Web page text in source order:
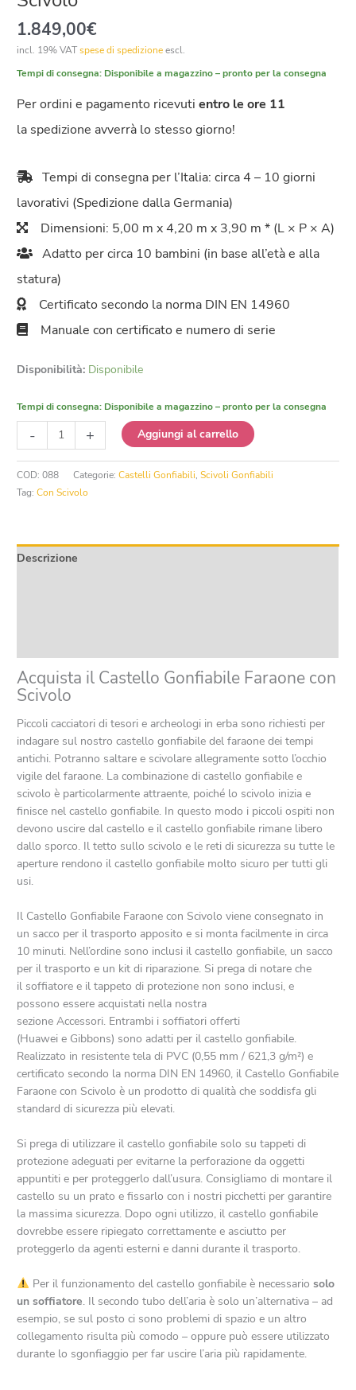
1.849,00€
incl. 19% VATspese di spedizioneescl.
Tempi di consegna: Disponibile a magazzino – pronto per la consegna
Per ordini e pagamento ricevutientro le ore 11
la spedizione avverrà lo stesso giorno!
Tempi di consegna per l’Italia: circa 4 – 10 giorni
lavorativi (Spedizione dalla Germania)
Dimensioni: 5,00 m x 4,20 m x 3,90 m * (L × P × A)
Adatto per circa 10 bambini (in base all’età e alla
statura)
Certificato secondo la norma DIN EN 14960
Manuale con certificato e numero di serie
Disponibilità: Disponibile
Tempi di consegna: Disponibile a magazzino – pronto per la consegna
-
Gonfiabile
Faraone
con
Scivolo
+ Aggiungi al carrello
COD:088 Categorie:Castelli Gonfiabili,Scivoli Gonfiabili
Tag:Con Scivolo
Descrizione
Acquista il Castello Gonfiabile Faraone con
Scivolo
Piccoli cacciatori di tesori e archeologi in erba sono richiesti per
indagare sul nostro castello gonfiabile del faraone dei tempi
antichi. Potranno saltare e scivolare allegramente sotto l’occhio
vigile del faraone. La combinazione di castello gonfiabile e
scivolo è particolarmente attraente, poiché lo scivolo inizia e
finisce nel castello gonfiabile. In questo modo i piccoli ospiti non
devono uscire dal castello e il castello gonfiabile rimane libero
dallo sporco. Il tetto sullo scivolo e le reti di sicurezza su tutte le
aperture rendono il castello gonfiabile molto sicuro per tutti gli
usi.
Il Castello Gonfiabile Faraone con Scivolo viene consegnato in
un sacco per il trasporto apposito e si monta facilmente in circa
10 minuti. Nell’ordine sono inclusi il castello gonfiabile, un sacco
per il trasporto e un kit di riparazione. Si prega di notare che
il soffiatore e il tappeto di protezione non sono inclusi, e
possono essere acquistati nella nostra
sezione Accessori. Entrambi i soffiatori offerti
(Huawei e Gibbons) sono adatti per il castello gonfiabile.
Realizzato in resistente tela di PVC (0,55 mm / 621,3 g/m²) e
certificato secondo la norma DIN EN 14960, il Castello Gonfiabile
Faraone con Scivolo è un prodotto di qualità che soddisfa gli
standard di sicurezza più elevati.
Si prega di utilizzare il castello gonfiabile solo su tappeti di
protezione adeguati per evitarne la perforazione da oggetti
appuntiti e per proteggerlo dall’usura. Consigliamo di montare il
castello su un prato e fissarlo con i nostri picchetti per garantire
la massima sicurezza. Dopo ogni utilizzo, il castello gonfiabile
dovrebbe essere ripiegato correttamente e asciutto per
proteggerlo da agenti esterni e danni durante il trasporto.
Per il funzionamento del castello gonfiabile è necessario solo
un soffiatore. Il secondo tubo dell’aria è solo un’alternativa – ad
esempio, se sul posto ci sono problemi di spazio e un altro
collegamento risulta più comodo – oppure può essere utilizzato
durante lo sgonfiaggio per far uscire l’aria più rapidamente.